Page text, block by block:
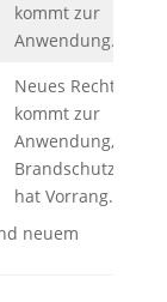
kommt zur
Anwendung.
Neues Recht
kommt zur
Anwendung,
Brandschutz
hat Vorrang.
neuem